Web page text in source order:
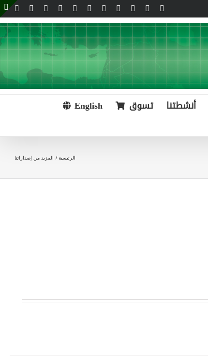
Facebook
Instagram
YouTube
Tiktok
Threads
LinkedIn
SoundCloud
WhatsApp
Telegram
أنشطتنا تسوق English
الرئيسية المزيد من إصداراتنا